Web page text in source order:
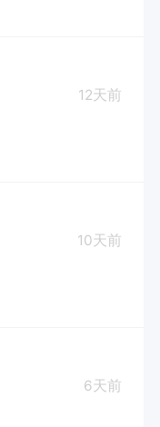
12天前
10天前
6天前